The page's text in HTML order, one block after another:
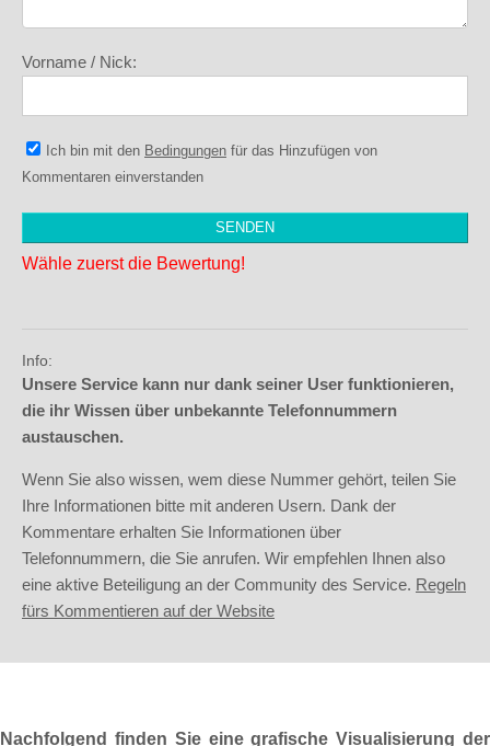
Vorname / Nick:
Ich bin mit den Bedingungen für das Hinzufügen von
Kommentaren einverstanden
Wähle zuerst die Bewertung!
Info:
Unsere Service kann nur dank seiner User funktionieren,
die ihr Wissen über unbekannte Telefonnummern
austauschen.
Wenn Sie also wissen, wem diese Nummer gehört, teilen Sie
Ihre Informationen bitte mit anderen Usern. Dank der
Kommentare erhalten Sie Informationen über
Telefonnummern, die Sie anrufen. Wir empfehlen Ihnen also
eine aktive Beteiligung an der Community des Service. Regeln
fürs Kommentieren auf der Website
Nachfolgend finden Sie eine grafische Visualisierung der